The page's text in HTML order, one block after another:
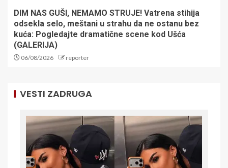
DIM NAS GUŠI, NEMAMO STRUJE! Vatrena stihija
odsekla selo, meštani u strahu da ne ostanu bez
kuća: Pogledajte dramatične scene kod Ušća
(GALERIJA)
06/08/2026 reporter
VESTI ZADRUGA